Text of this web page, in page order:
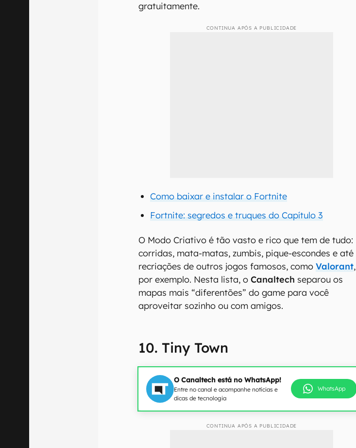
gratuitamente.
CONTINUA APÓS A PUBLICIDADE
Como baixar e instalar o Fortnite
Fortnite: segredos e truques do Capítulo 3
O Modo Criativo é tão vasto e rico que tem de tudo:
corridas, mata-matas, zumbis, pique-escondes e até
recriações de outros jogos famosos, comoValorant,
por exemplo. Nesta lista, oCanaltech separou os
mapas mais “diferentões” do game para você
aproveitar sozinho ou com amigos.
10. Tiny Town
O Canaltech está no WhatsApp!
Entre no canal e acompanhe notícias e
dicas de tecnologia
WhatsApp
CONTINUA APÓS A PUBLICIDADE